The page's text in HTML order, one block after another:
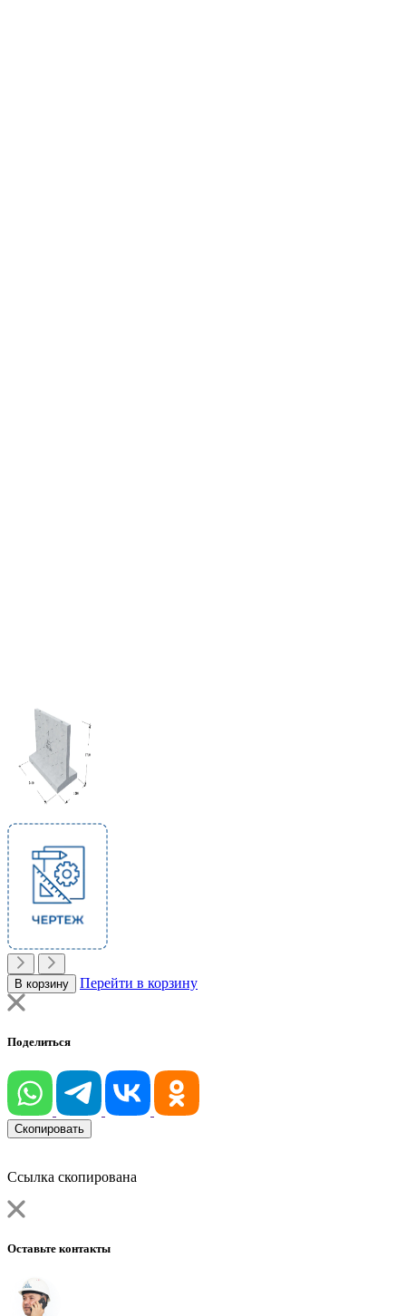
В корзину Перейти в корзину
Поделиться
Скопировать
Ссылка скопирована
Оставьте контакты